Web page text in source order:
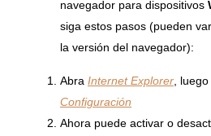
navegador para dispositivos
siga estos pasos (pueden
la versión del navegador):
Abra Internet Explorer , luego
Configuración
Ahora puede activar o